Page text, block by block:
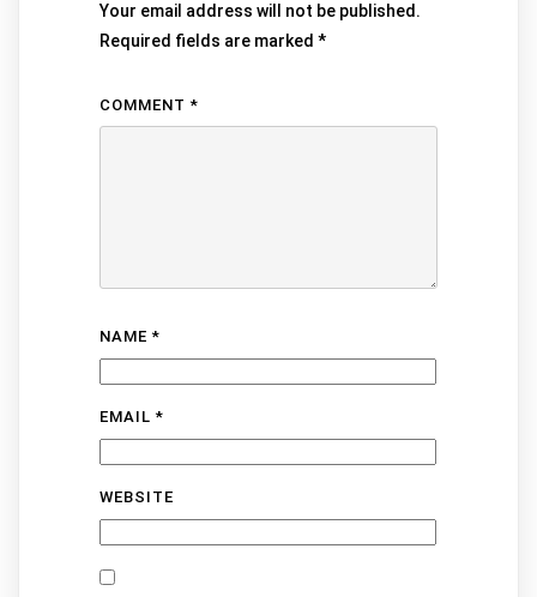
Your email address will not be published.
Required fields are marked *
COMMENT *
NAME *
EMAIL *
WEBSITE